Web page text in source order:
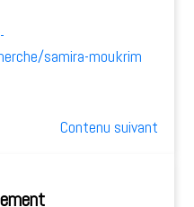
samira-moukrim
Contenu suivant